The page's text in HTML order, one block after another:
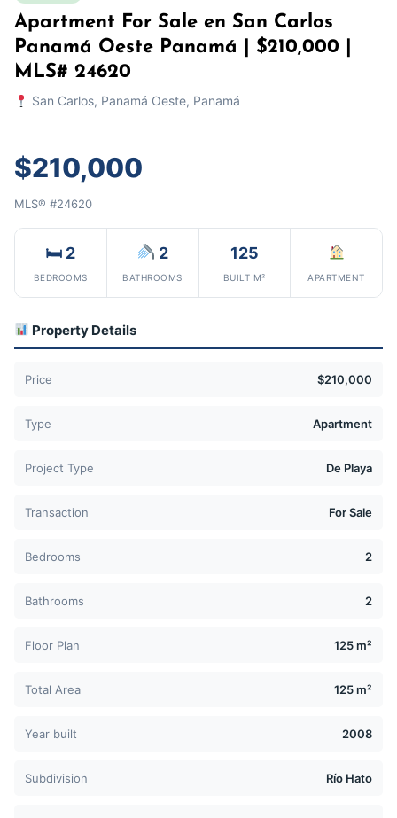
Apartment For Sale en San Carlos
Panamá Oeste Panamá | $210,000 |
MLS# 24620
San Carlos, Panamá Oeste, Panamá
$210,000
MLS® #24620
🛏 2
BEDROOMS
2
BATHROOMS
125
BUILT M² APARTMENT
Property Details
Price $210,000
Type Apartment
Project Type De Playa
Transaction For Sale
Bedrooms 2
Bathrooms 2
Floor Plan 125 m²
Total Area 125 m²
Year built 2008
Subdivision Río Hato